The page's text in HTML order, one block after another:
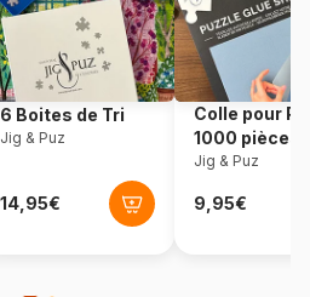
24 pièces
48 x 34 cm
Boîte en carton
6 Boites de Tri
Jig & Puz
Colle pour
1000 pièces
Jig & Puz